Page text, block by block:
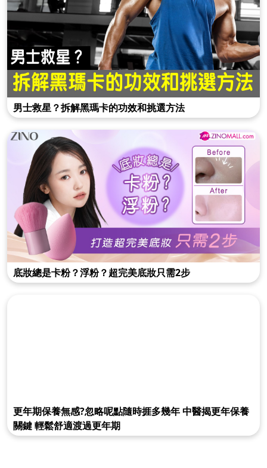
男士救星？拆解黑瑪卡的功效和挑選方法
底妝總是卡粉？浮粉？超完美底妝只需2步
更年期保養無感?忽略呢點隨時捱多幾年 中醫揭更年保養
關鍵 輕鬆舒適渡過更年期